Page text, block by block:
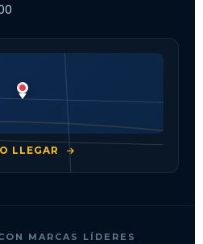
LLEGAR
MARCAS LÍDERES